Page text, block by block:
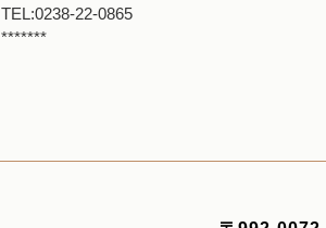
TEL:0238-22-0865
*******